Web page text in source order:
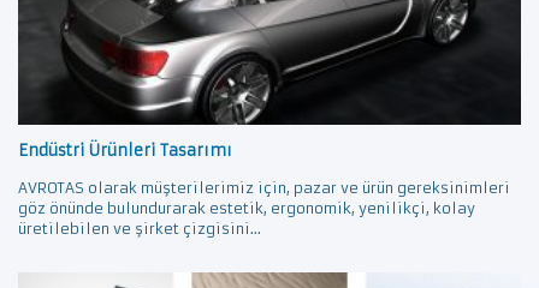
Endüstri Ürünleri Tasarımı
AVROTAS olarak müşterilerimiz için, pazar ve ürün gereksinimleri
göz önünde bulundurarak estetik, ergonomik, yenilikçi, kolay
üretilebilen ve şirket çizgisini...